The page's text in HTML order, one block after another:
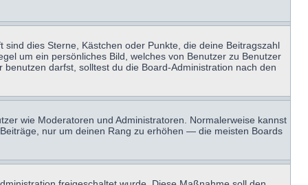
dies Sterne, Kästchen oder Punkte, die deine Beitragszahl
um ein persönliches Bild, welches von Benutzer zu Benutzer
darfst, solltest du die Board-Administration nach den
wie Moderatoren und Administratoren. Normalerweise kannst
nur um deinen Rang zu erhöhen — die meisten Boards